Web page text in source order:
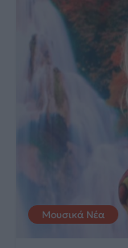
Μουσικά Νέα